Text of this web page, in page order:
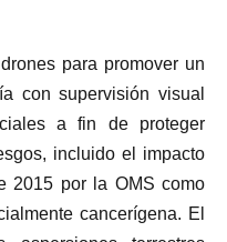
para promover un
con supervisión visual
a fin de proteger
incluido el impacto
2015 por la OMS como
cancerígena. El